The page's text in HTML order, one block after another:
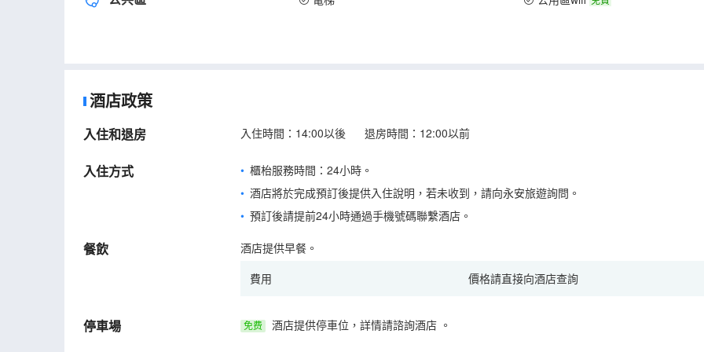
酒店政策
入住和退房 入住時間：14:00以後 退房時間：12:00以前
入住方式
櫃枱服務時間：24小時。
酒店將於完成預訂後提供入住說明，若未收到，請向永安旅遊詢問。
預訂後請提前24小時通過手機號碼聯繫酒店。
餐飲
酒店提供早餐。
費用
價格請直接向酒店查詢
停車場 免费 酒店提供停車位，詳情請諮詢酒店 。